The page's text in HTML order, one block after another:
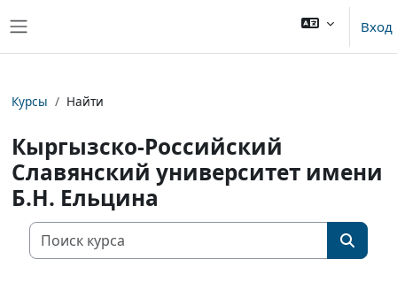
Вход
Курсы Найти
Кыргызско-Российский
Славянский университет имени
Б.Н. Ельцина
Поиск
Поиск